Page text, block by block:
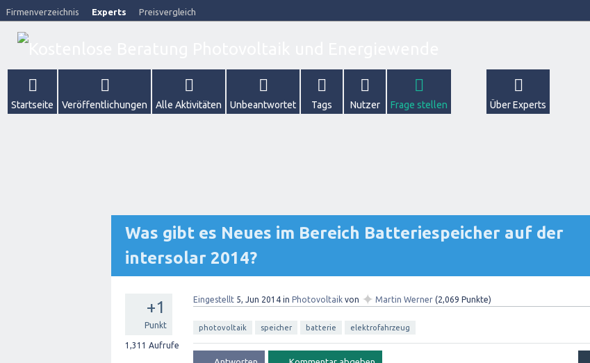
Firmenverzeichnis Experts Preisvergleich
Startseite Veröffentlichungen Alle Aktivitäten Unbeantwortet Tags Nutzer Frage stellen Über Experts
Was gibt es Neues im Bereich Batteriespeicher auf der
intersolar 2014?
+1
Punkt
1,311 Aufrufe
Eingestellt 5, Jun 2014 in Photovoltaik von ✦ Martin Werner (2,069 Punkte)
photovoltaik speicher batterie elektrofahrzeug